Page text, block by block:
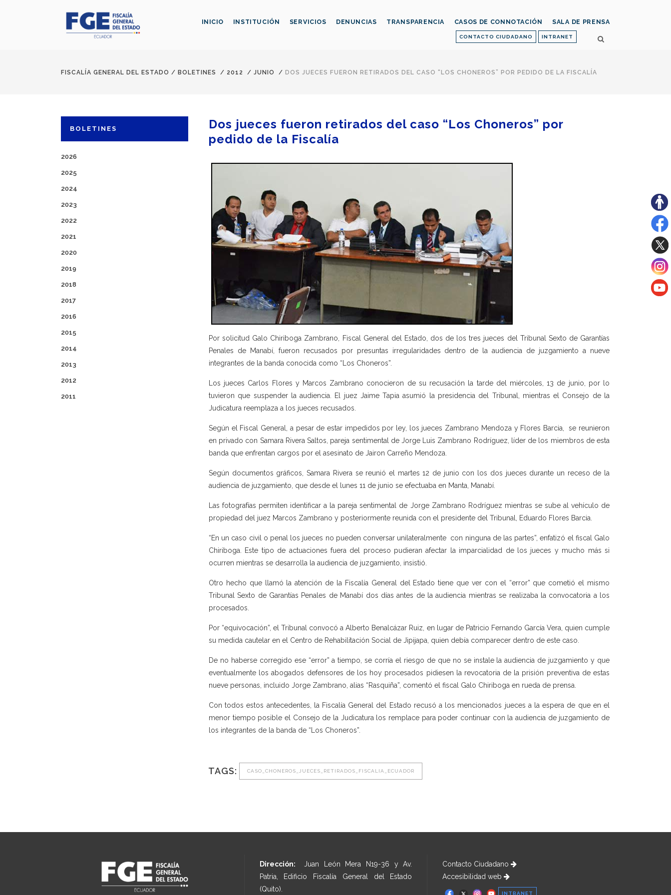
CONTACTO CIUDADANO INTRANET
INICIO INSTITUCIÓN SERVICIOS DENUNCIAS TRANSPARENCIA CASOS DE CONNOTACIÓN SALA DE PRENSA
FISCALÍA GENERAL DEL ESTADO / BOLETINES / 2012 / JUNIO / DOS JUECES FUERON RETIRADOS DEL CASO “LOS CHONEROS” POR PEDIDO DE LA FISCALÍA
BOLETINES
2026
2025
2024
2023
2022
2021
2020
2019
2018
2017
2016
2015
2014
2013
2012
2011
Dos jueces fueron retirados del caso “Los Choneros” por
pedido de la Fiscalía
Por solicitud Galo Chiriboga Zambrano, Fiscal General del Estado, dos de los tres jueces del Tribunal Sexto de Garantías
Penales de Manabí, fueron recusados por presuntas irregularidades dentro de la audiencia de juzgamiento a nueve
integrantes de la banda conocida como “Los Choneros”.
Los jueces Carlos Flores y Marcos Zambrano conocieron de su recusación la tarde del miércoles, 13 de junio, por lo
tuvieron que suspender la audiencia. El juez Jaime Tapia asumió la presidencia del Tribunal, mientras el Consejo de la
Judicatura reemplaza a los jueces recusados.
Según el Fiscal General, a pesar de estar impedidos por ley, los jueces Zambrano Mendoza y Flores Barcia, se reunieron
en privado con Samara Rivera Saltos, pareja sentimental de Jorge Luis Zambrano Rodríguez, líder de los miembros de esta
banda que enfrentan cargos por el asesinato de Jairon Carreño Mendoza.
Según documentos gráficos, Samara Rivera se reunió el martes 12 de junio con los dos jueces durante un receso de la
audiencia de juzgamiento, que desde el lunes 11 de junio se efectuaba en Manta, Manabí.
Las fotografías permiten identificar a la pareja sentimental de Jorge Zambrano Rodríguez mientras se sube al vehículo de
propiedad del juez Marcos Zambrano y posteriormente reunida con el presidente del Tribunal, Eduardo Flores Barcia.
“En un caso civil o penal los jueces no pueden conversar unilateralmente con ninguna de las partes”, enfatizó el fiscal Galo
Chiriboga. Este tipo de actuaciones fuera del proceso pudieran afectar la imparcialidad de los jueces y mucho más si
ocurren mientras se desarrolla la audiencia de juzgamiento, insistió.
Otro hecho que llamó la atención de la Fiscalía General del Estado tiene que ver con el “error” que cometió el mismo
Tribunal Sexto de Garantías Penales de Manabí dos días antes de la audiencia mientras se realizaba la convocatoria a los
procesados.
Por “equivocación”, el Tribunal convocó a Alberto Benalcázar Ruiz, en lugar de Patricio Fernando García Vera, quien cumple
su medida cautelar en el Centro de Rehabilitación Social de Jipijapa, quien debía comparecer dentro de este caso.
De no haberse corregido ese “error” a tiempo, se corría el riesgo de que no se instale la audiencia de juzgamiento y que
eventualmente los abogados defensores de los hoy procesados pidiesen la revocatoria de la prisión preventiva de estas
nueve personas, incluido Jorge Zambrano, alias “Rasquiña”, comentó el fiscal Galo Chiriboga en rueda de prensa.
Con todos estos antecedentes, la Fiscalía General del Estado recusó a los mencionados jueces a la espera de que en el
menor tiempo posible el Consejo de la Judicatura los remplace para poder continuar con la audiencia de juzgamiento de
los integrantes de la banda de “Los Choneros”.
TAGS: CASO_CHONEROS_JUECES_RETIRADOS_FISCALIA_ECUADOR
Dirección: Juan León Mera N19-36 y Av.
Patria, Edificio Fiscalía General del Estado
(Quito).
Contacto Ciudadano
Accesibilidad web
INTRANET